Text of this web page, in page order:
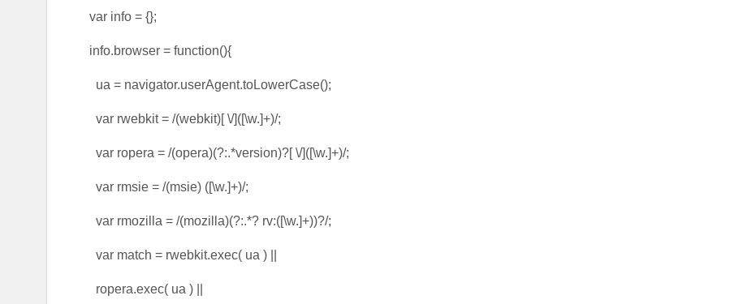
var info = {};
info.browser = function(){
ua = navigator.userAgent.toLowerCase();
var rwebkit = /(webkit)[ \/]([\w.]+)/;
var ropera = /(opera)(?:.*version)?[ \/]([\w.]+)/;
var rmsie = /(msie) ([\w.]+)/;
var rmozilla = /(mozilla)(?:.*? rv:([\w.]+))?/;
var match = rwebkit.exec( ua ) ||
ropera.exec( ua ) ||